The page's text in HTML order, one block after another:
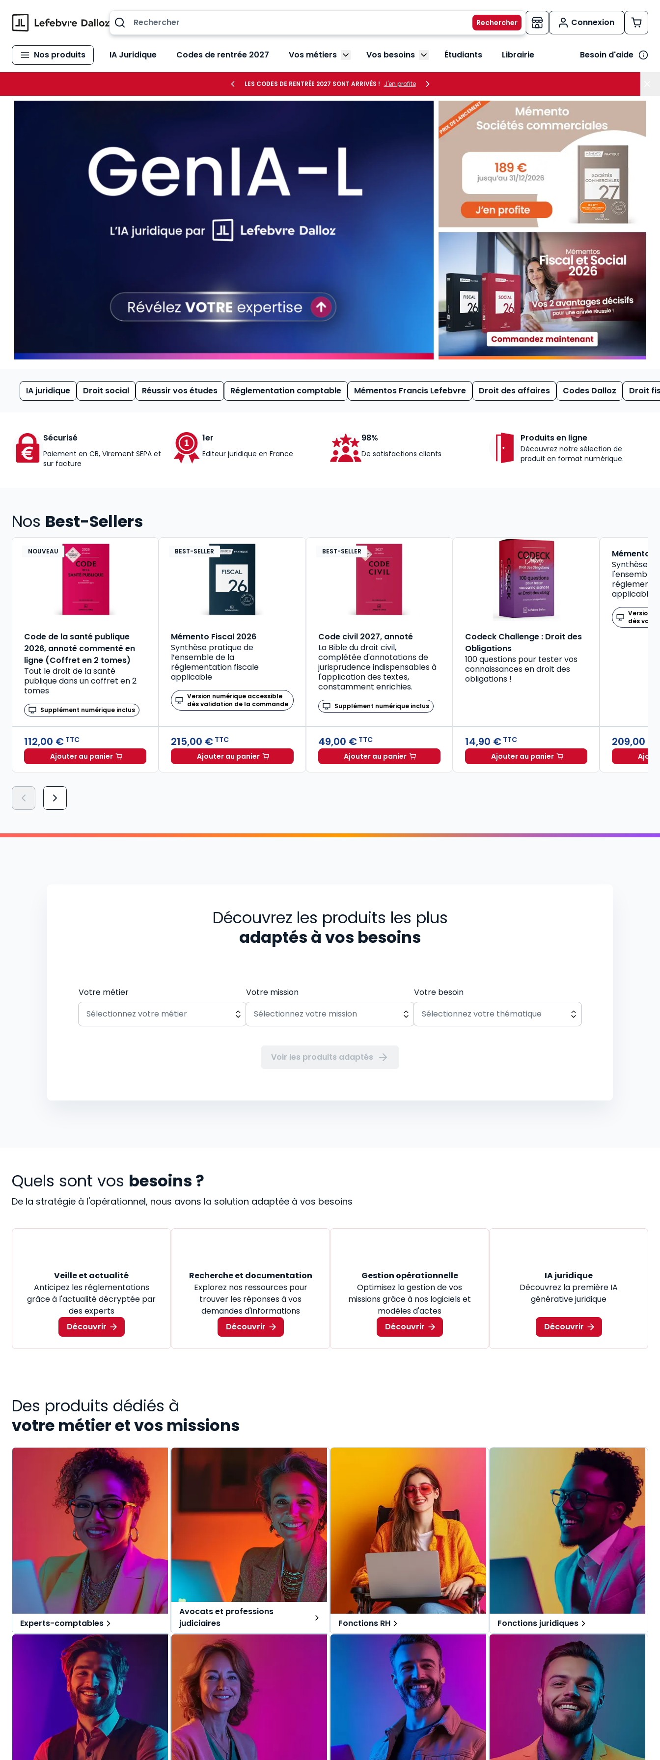
Connexion
Nos produits IA Juridique Codes de rentrée 2027 Vos métiers Afficher le sous-menu Vos métiers
Vos besoins Afficher le sous-menu Vos besoins
Étudiants Librairie Besoin d'aide
LES CODES DE RENTRÉE 2027 SONT ARRIVÉS ! J'en profite
IA juridique Droit social Réussir vos études Réglementation comptable Mémentos Francis Lefebvre Droit des affaires Codes Dalloz Droit
Sécurisé
Paiement en CB, Virement SEPA et
sur facture
1er
Editeur juridique en France
98%
De satisfactions clients
Produits en ligne
Découvrez notre sélection de
produit en format numérique.
Nos Best-Sellers
NOUVEAU
Code de la santé publique
2026, annoté commenté en
ligne (Coffret en 2 tomes)
Tout le droit de la santé
publique dans un coffret en 2
tomes
Supplément numérique inclus
112,00 € TTC
Ajouter au panier
Code de la santé publique 2026, annoté commenté en ligne (Coffret en 2 tomes) à TTC
BEST-SELLER
Mémento Fiscal 2026
Synthèse pratique de
l’ensemble de la
réglementation fiscale
applicable
Version numérique accessible
dès validation de la commande
215,00 € TTC
Ajouter au panier
Mémento Fiscal 2026 à TTC
BEST-SELLER
Code civil 2027, annoté
La Bible du droit civil,
complétée d'annotations de
jurisprudence indispensables à
l'application des textes,
constamment enrichies.
Supplément numérique inclus
49,00 € TTC
Ajouter au panier
Codeck Challenge : Droit des
Obligations
100 questions pour tester vos
connaissances en droit des
obligations !
14,90 € TTC
Ajouter au panier
BEST-SELLER
Mémento
Synthèse
l'ensemble
applicable
Version
dès
209,00 €
Découvrez les produits les plus
adaptés à vos besoins
Votre métier Votre mission Votre besoin
Voir les produits adaptés
Quels sont vos besoins ?
De la stratégie à l'opérationnel, nous avons la solution adaptée à vos besoins
Veille et actualité
Anticipez les réglementations
grâce à l'actualité décryptée par
des experts
Découvrir
Recherche et documentation
Explorez nos ressources pour
trouver les réponses à vos
demandes d'informations
Découvrir
Gestion opérationnelle
Optimisez la gestion de vos
missions grâce à nos logiciels et
modèles d'actes
Découvrir
IA juridique
Découvrez la première IA
générative juridique
Découvrir
Des produits dédiés à
votre métier et vos missions
Experts-comptables
Des solutions tout-en-un, spécialement
pensées pour l'expert-comptable et ses
collaborateurs.
Une offre globale pour vous repérer dans
vos missions au quotidien.
Avocats et professions
judiciaires
Des solutions tout-en-un, spécialement
pensées pour les avocats et professions
judiciaires.
Une offre globale pour vous repérer dans
vos missions au quotidien.
Fonctions RH
Des solutions tout-en-un, spécialement
pensées pour les fonctions RH.
Une offre globale pour vous repérer dans
vos missions au quotidien.
Fonctions juridiques
Des solutions tout-en-un, spécialement
pensées pour les fonctions juridiques.
Une offre globale pour vous repérer dans
vos missions au quotidien.